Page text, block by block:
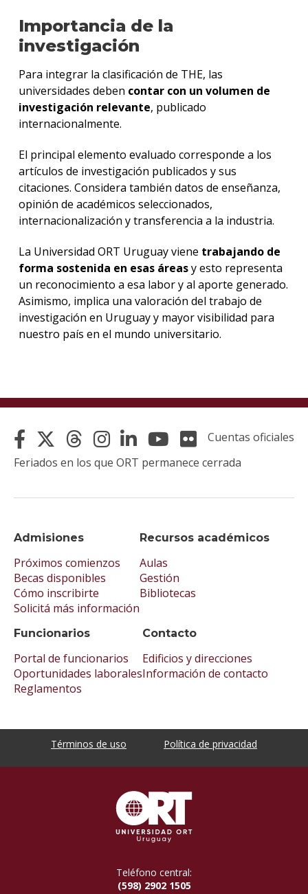
Importancia de la
investigación
Para integrar la clasificación de THE, las
universidades deben contar con un volumen de
investigación relevante, publicado
internacionalmente.
El principal elemento evaluado corresponde a los
artículos de investigación publicados y sus
citaciones. Considera también datos de enseñanza,
opinión de académicos seleccionados,
internacionalización y transferencia a la industria.
La Universidad ORT Uruguay viene trabajando de
forma sostenida en esas áreasy esto representa
un reconocimiento a esa labor y al aporte generado.
Asimismo, implica una valoración del trabajo de
investigación en Uruguay y mayor visibilidad para
nuestro país en el mundo universitario.
Admisiones
Próximos comienzos
Becas disponibles
Cómo inscribirte
Solicitá más información
Recursos académicos
Aulas
Gestión
Bibliotecas
Funcionarios
Portal de funcionarios
Oportunidades laborales
Reglamentos
Contacto
Edificios y direcciones
Información de contacto
Cuentas oficiales
Feriados en los que ORT permanece cerrada
Términos de uso Política de privacidad
Teléfono central:
(598) 2902 1505